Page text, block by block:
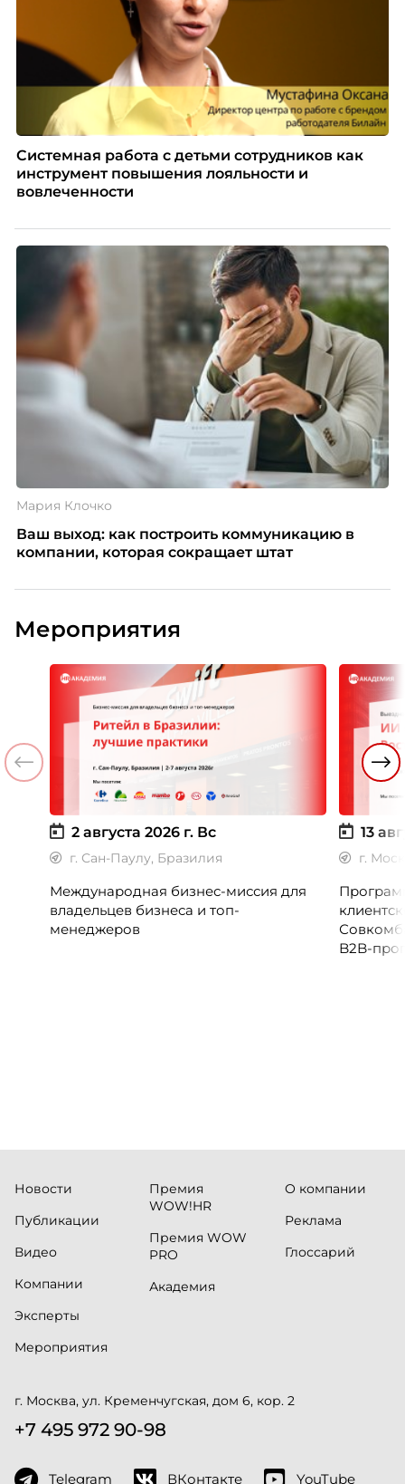
Системная работа с детьми сотрудников как
инструмент повышения лояльности и
вовлеченности
Мария Клочко
Ваш выход: как построить коммуникацию в
компании, которая сокращает штат
Мероприятия
2 августа 2026 г. Вс
г. Сан-Паулу, Бразилия
Международная бизнес-миссия для
владельцев бизнеса и топ-
менеджеров
13
г.
B2B-
Новости
Публикации
Видео
Компании
Эксперты
Мероприятия
Премия
WOW!HR
Премия WOW
PRO
Академия
О компании
Реклама
Глоссарий
г. Москва, ул. Кременчугская, дом 6, кор. 2
+7 495 972 90-98
Telegram ВКонтакте YouTube